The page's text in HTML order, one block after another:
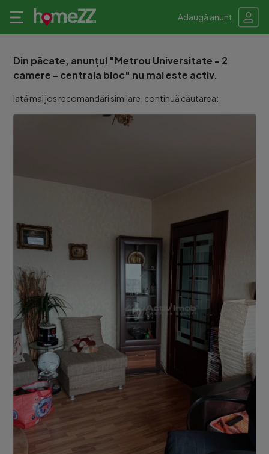
Adaugă anunț
Din păcate, anunțul "Metrou Universitate - 2
camere - centrala bloc" nu mai este activ.
Iată mai jos recomandări similare, continuă căutarea: